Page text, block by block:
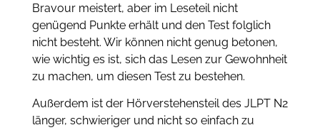
Bravour meistert, aber im Leseteil nicht
genügend Punkte erhält und den Test folglich
nicht besteht. Wir können nicht genug betonen,
wie wichtig es ist, sich das Lesen zur Gewohnheit
zu machen, um diesen Test zu bestehen.
Außerdem ist der Hörverstehensteil des JLPT N2
länger, schwieriger und nicht so einfach zu